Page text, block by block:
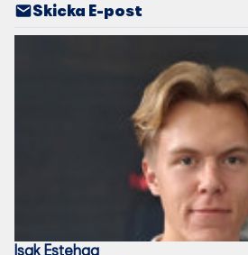
Skicka E-post
Isak Estehag